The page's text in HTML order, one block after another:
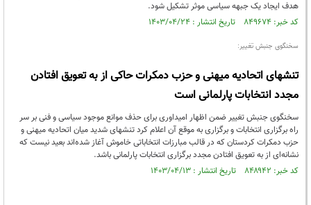
هدف ایجاد یک جبهه سیاسی موثر تشکیل شود.
کد خبر: ۸۴۹۶۷۴ تاریخ انتشار : ۱۴۰۳/۰۴/۲۴
سخنگوی جنبش تغییر:
تنشهای اتحادیه میهنی و حزب دمکرات حاکی از به تعویق افتادن
مجدد انتخابات پارلمانی است
سخنگوی جنبش تغییر ضمن اظهار امیداوری برای حذف موانع موجود سیاسی و فنی بر سر
راه برگزاری انتخابات و برگزاری به موقع آن اعلام کرد تنشهای شدید میان اتحادیه میهنی و
حزب دمکرات کردستان که در قالب مبارزات انتخاباتی خاموش آغاز شده‌اند بعید نیست که
نشانه‌ای از به تعویق افتادن مجدد برگزاری انتخابات پارلمانی باشد.
کد خبر: ۸۴۸۹۴۲ تاریخ انتشار : ۱۴۰۳/۰۴/۱۳